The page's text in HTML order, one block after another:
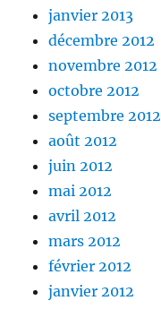
janvier 2013
décembre 2012
novembre 2012
octobre 2012
septembre 2012
août 2012
juin 2012
mai 2012
avril 2012
mars 2012
février 2012
janvier 2012